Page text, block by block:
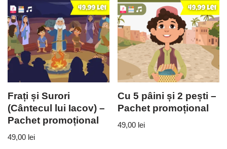
Frați și Surori
(Cântecul lui Iacov) –
Pachet promoțional
49,00 lei
Cu 5 pâini și 2 pești –
Pachet promoțional
49,00 lei